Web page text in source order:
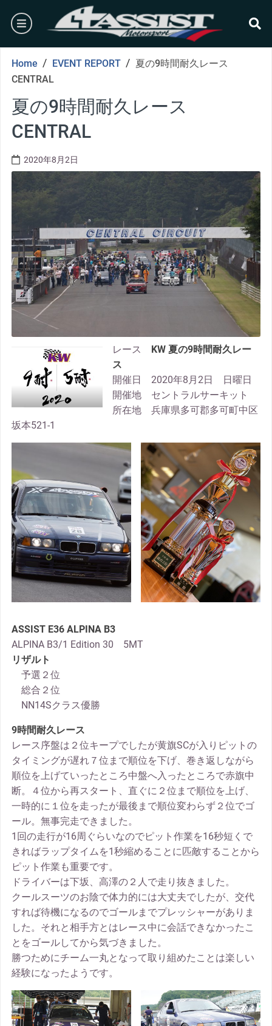
content
burger
Home / EVENT REPORT / 夏の9時間耐久レース
CENTRAL
夏の9時間耐久レース
CENTRAL
2020年8月2日
レース
KW 夏の9時間耐久レー
ス
開催日 2020年8月2日 日曜日
開催地 セントラルサーキット
所在地 兵庫県多可郡多可町中区
坂本521-1
ASSIST E36 ALPINA B3
ALPINA B3/1 Edition 30 5MT
リザルト
予選２位
総合２位
NN14Sクラス優勝
9時間耐久レース
レース序盤は２位キープでしたが黄旗SCが入りピットの
タイミングが遅れ７位まで順位を下げ、巻き返しながら
順位を上げていったところ中盤へ入ったところで赤旗中
断。４位から再スタート、直ぐに２位まで順位を上げ、
一時的に１位を走ったが最後まで順位変わらず２位でゴ
ール。無事完走できました。
1回の走行が16周ぐらいなのでピット作業を16秒短くで
きればラップタイムを1秒縮めることに匹敵することから
ピット作業も重要です。
ドライバーは下坂、高澤の２人で走り抜きました。
クールスーツのお陰で体力的には大丈夫でしたが、交代
すれば待機になるのでゴールまでプレッシャーがありま
した。それと相手方とはレース中に会話できなかったこ
とをゴールしてから気づきました。
勝つためにチーム一丸となって取り組めたことは楽しい
経験になったようです。